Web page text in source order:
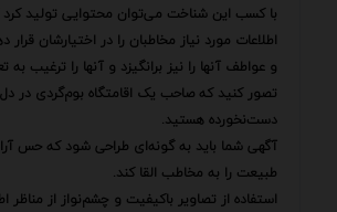
با کسب این شناخت می‌توان محتوایی تولید کرد
اطلاعات مورد نیاز مخاطبان را در اختیارشان
و عواطف آنها را نیز برانگیزد و آنها را ترغیب به
تصور کنید که صاحب یک اقامتگاه بوم‌گردی در
دست‌نخورده هستید.
آگهی شما باید به گونه‌ای طراحی شود که حس
طبیعت را به مخاطب القا کند.
استفاده از تصاویر باکیفیت و چشم‌نواز از